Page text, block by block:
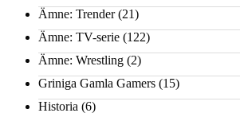
Ämne: Trender(21)
Ämne: TV-serie (122)
Ämne: Wrestling (2)
Griniga Gamla Gamers (15)
Historia (6)